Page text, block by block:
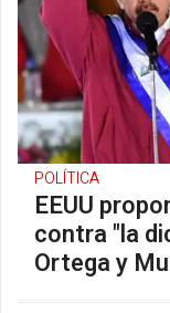
POLÍTICA
EEUU
contra "la
Ortega y